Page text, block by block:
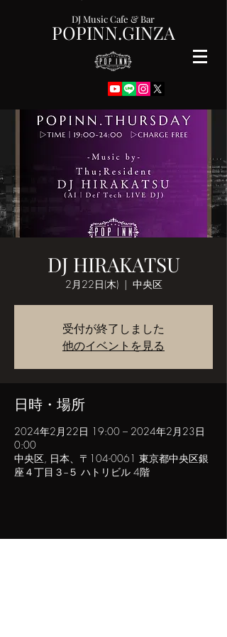
POPINN.GINZA
DJ Music Cafe & Bar
DJ HIRAKATSU
2月22日(木)
  |
中央区
受付が終了しました
他のイベントを見る
日時・場所
2024年2月22日 19:00 – 2024年2月23日
0:00
中央区, 日本、〒104-0061 東京都中央区銀
座４丁目３−５ ハトリビル 4階